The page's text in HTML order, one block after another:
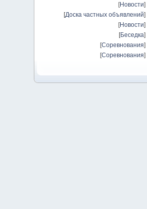
[Новости]
[Доска частных объявлений]
[Новости]
[Беседка]
[Соревнования]
[Соревнования]